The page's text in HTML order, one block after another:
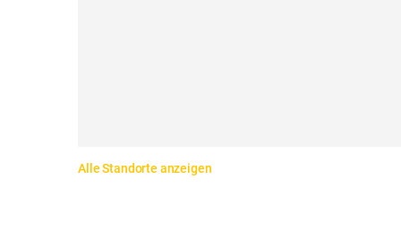
Alle Standorte anzeigen